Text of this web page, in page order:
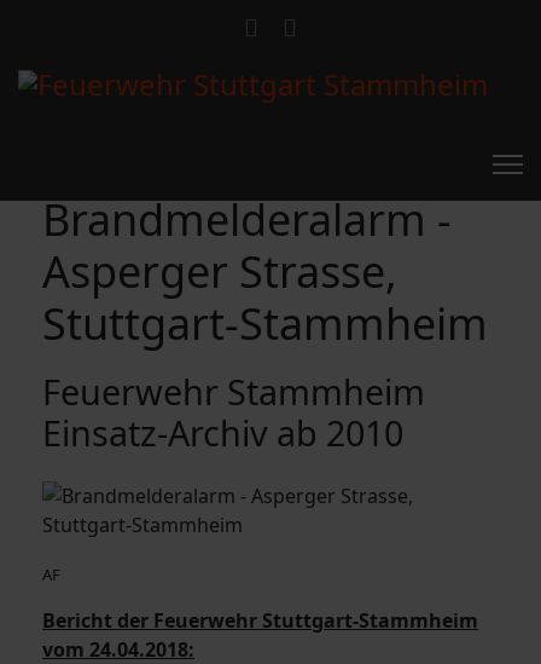
Feuerwehr Stammheim
Einsatz-Archiv ab 2010
Brandmelderalarm -
Asperger Strasse,
Stuttgart-Stammheim
AF
Bericht der Feuerwehr Stuttgart-Stammheim
vom 24.04.2018: